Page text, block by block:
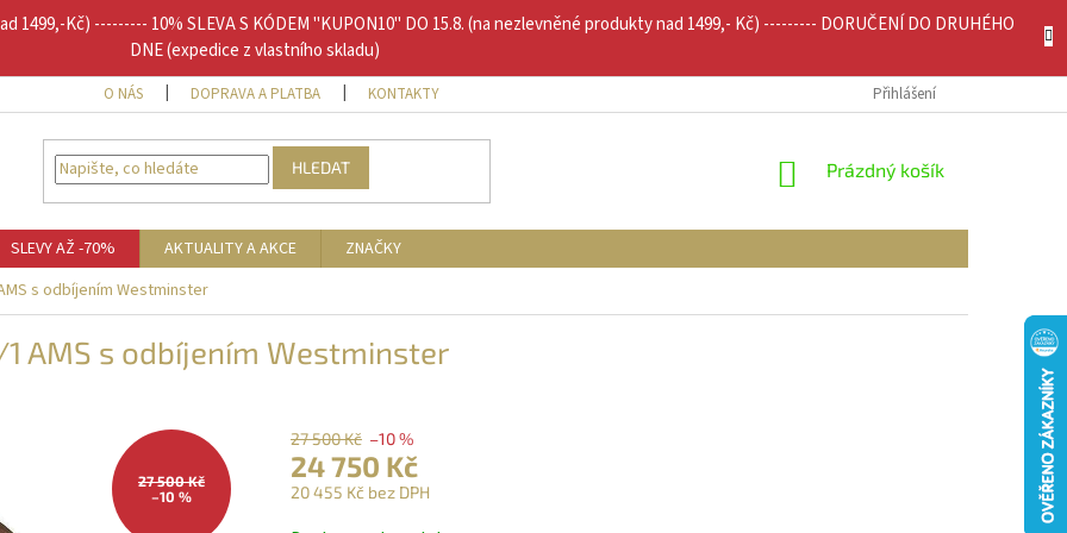
1499,-Kč) --------- 10% SLEVA S KÓDEM "KUPON10" DO 15.8. (na nezlevněné produkty nad 1499,- Kč) --------- DORUČENÍ DO DRUHÉHO
DNE (expedice z vlastního skladu)
O NÁS DOPRAVA A PLATBA KONTAKTY Přihlášení
HLEDAT
NÁKUPNÍ
Prázdný košík
SLEVY AŽ -70% AKTUALITY A AKCE
ZNAČKY
s odbíjením Westminster
AMS s odbíjením Westminster
27 500 Kč
–10 %
27 500 Kč –10 %
24 750 Kč
20 455 Kč bez DPH